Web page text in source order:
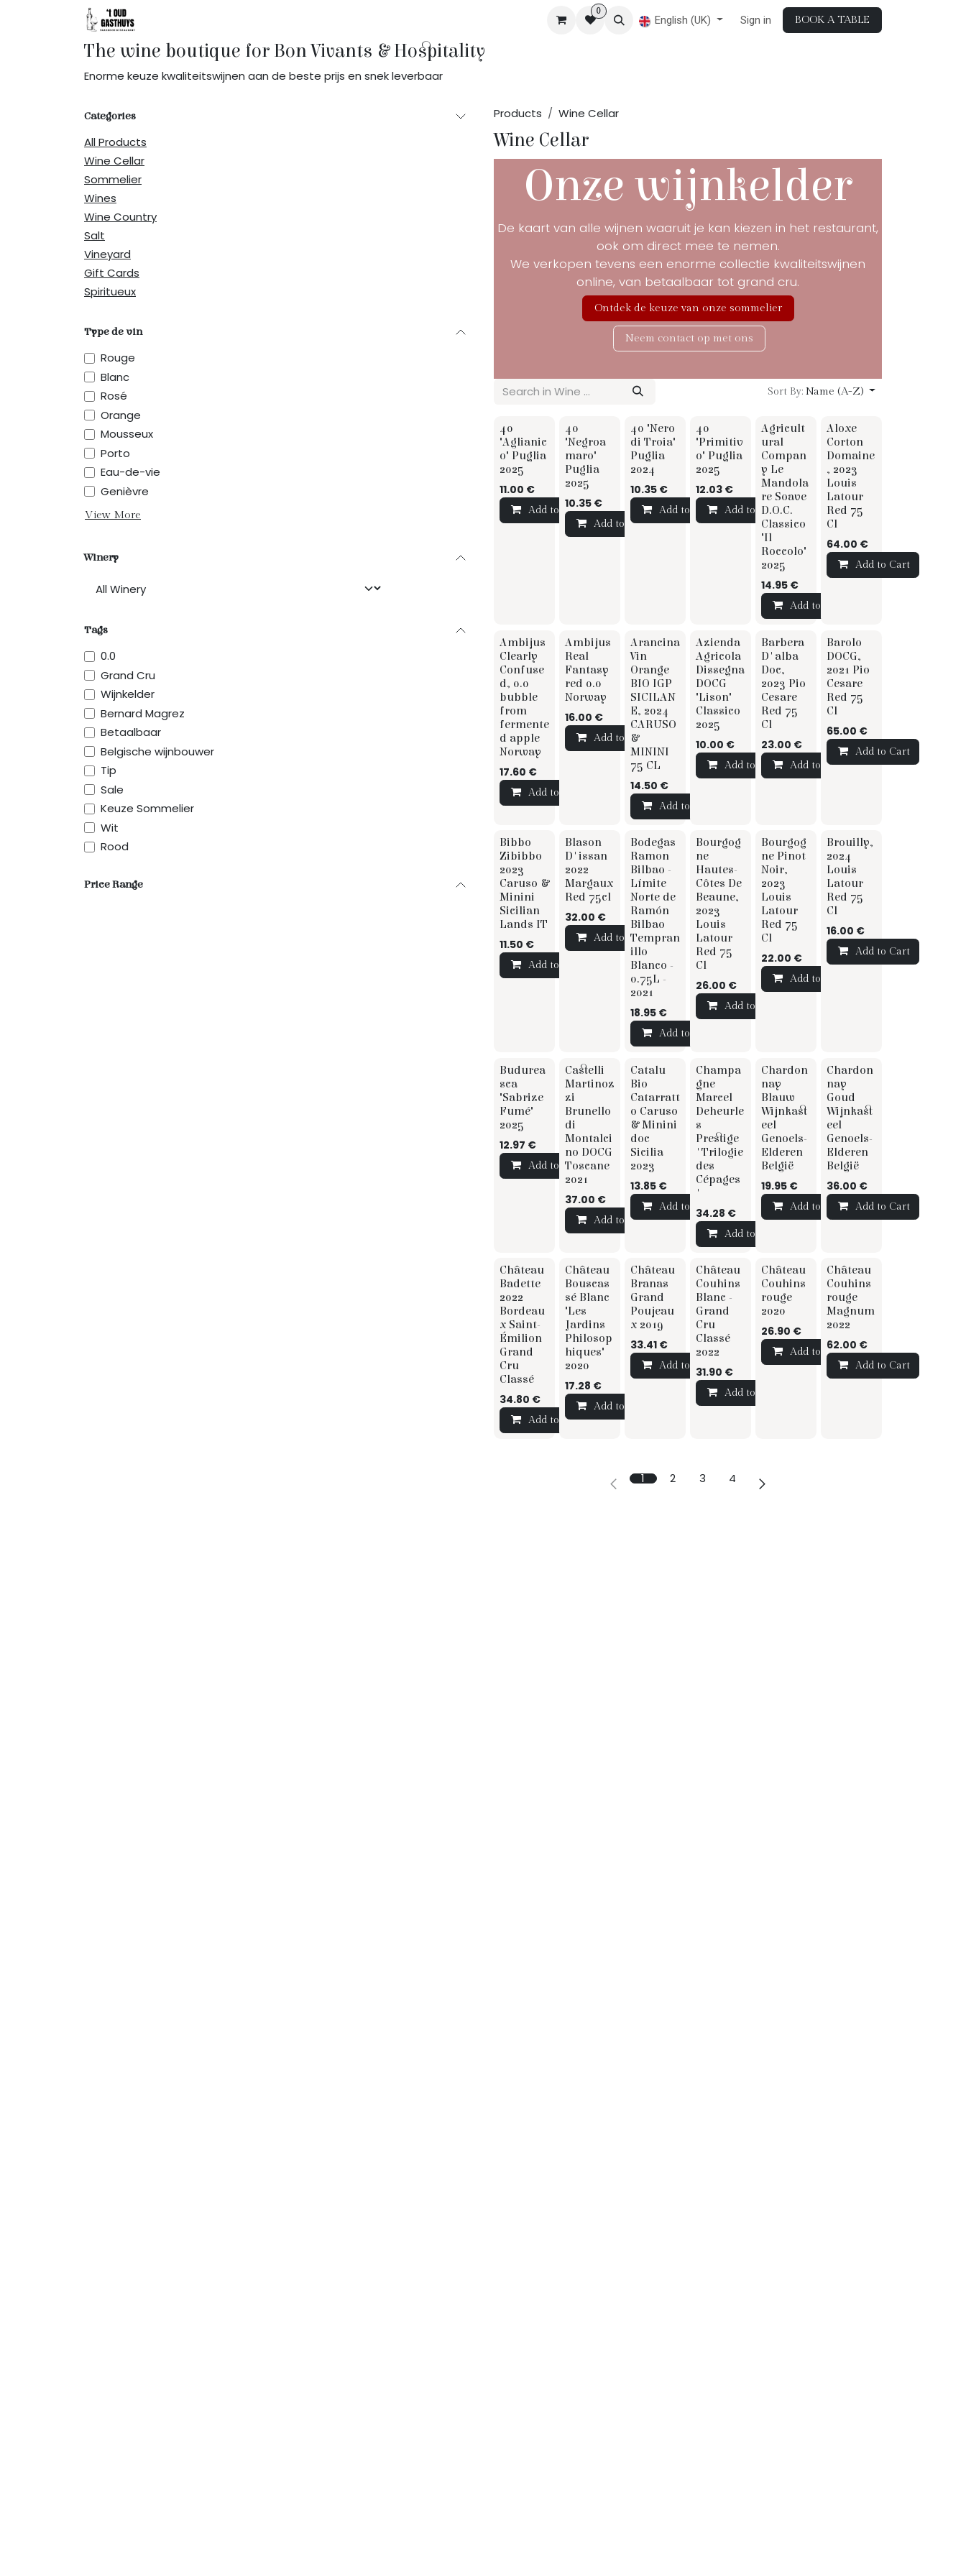
0
English (UK) Sign in BOOK A TABLE
The wine boutique for Bon Vivants & Hospitality
Enorme keuze kwaliteitswijnen aan de beste prijs en snek leverbaar
Categories
All Products
Wine Cellar
Sommelier
Wines
Wine Country
Salt
Vineyard
Gift Cards
Spiritueux
Type de vin
Rouge
Blanc
Rosé
Orange
Mousseux
Porto
Eau-de-vie
Genièvre
View More
Winery
Tags
0.0
Grand Cru
Wijnkelder
Bernard Magrez
Betaalbaar
Belgische wijnbouwer
Tip
Sale
Keuze Sommelier
Wit
Rood
Price Range
Products Wine Cellar
Wine Cellar
Onze wijnkelder
De kaart van alle wijnen waaruit je kan kiezen in het restaurant,
ook om direct mee te nemen.
We verkopen tevens een enorme collectie kwaliteitswijnen
online, van betaalbaar tot grand cru.
Ontdek de keuze van onze sommelier
Neem contact op met ons
Sort By: Name (A-Z)
TIP
40
"Aglianic
o" Puglia
2025
11.00 €
Add to Cart
TIP
40
"Negroa
maro"
Puglia
2025
10.35 €
Add to Cart
TIP
40 "Nero
di Troia"
Puglia
2024
10.35 €
Add to Cart
TIP
40
"Primitiv
o" Puglia
2025
12.03 €
Add to Cart
☆ Sommelier
Agricult
ural
Compan
y Le
Mandola
re Soave
D.O.C.
Classico
"Il
Roccolo"
2025
14.95 €
Add to Cart
Aloxe
Corton
Domaine
, 2023
Louis
Latour
Red 75
Cl
64.00 €
Add to Cart
0.0
Ambijus
Clearly
Confuse
d, 0.0
bubble
from
fermente
d apple
Norway
17.60 €
Add to Cart
0.0
Ambijus
Real
Fantasy
red 0.0
Norway
16.00 €
Add to Cart
Arancina
Vin
Orange
BIO IGP
SICILAN
E, 2024
CARUSO
&
MININI
75 CL
14.50 €
Add to Cart
Zomer
Azienda
Agricola
Dissegna
DOCG
"Lison"
Classico
2025
10.00 €
Add to Cart
☆ ☆ Sommelier
Barbera
D'alba
Doc,
2023 Pio
Cesare
Red 75
Cl
23.00 €
Add to Cart
☆ ☆ Sommelier
Barolo
DOCG,
2021 Pio
Cesare
Red 75
Cl
65.00 €
Add to Cart
Bibbo
Zibibbo
2023
Caruso &
Minini
Sicilian
Lands IT
11.50 €
Add to Cart
☆ ☆ Sommelier
Blason
D'issan
2022
Margaux
Red 75cl
32.00 €
Add to Cart
TIP
Bodegas
Ramon
Bilbao -
Límite
Norte de
Ramón
Bilbao
Tempran
illo
Blanco -
0.75L -
2021
18.95 €
Add to Cart
Bourgog
ne
Hautes-
Côtes De
Beaune,
2023
Louis
Latour
Red 75
Cl
26.00 €
Add to Cart
Bourgog
ne Pinot
Noir,
2023
Louis
Latour
Red 75
Cl
22.00 €
Add to Cart
Brouilly,
2024
Louis
Latour
Red 75
Cl
16.00 €
Add to Cart
TIP
Budurea
sca
"Sabrize
Fumé"
2025
12.97 €
Add to Cart
TIP
Castelli
Martinoz
zi
Brunello
di
Montalci
no DOCG
Toscane
2021
37.00 €
Add to Cart
Catalu
Bio
Catarratt
o Caruso
& Minini
doc
Sicilia
2023
13.85 €
Add to Cart
☆ ☆ Sommelier
Champa
gne
Marcel
Deheurle
s
Prestige
'Trilogie
des
Cépages
'
34.28 €
Add to Cart
TIP
Chardon
nay
Blauw
Wijnkast
eel
Genoels-
Elderen
België
19.95 €
Add to Cart
☆ Sommelier
Chardon
nay
Goud
Wijnkast
eel
Genoels-
Elderen
België
36.00 €
Add to Cart
☆ ☆ Sommelier
Château
Badette
2022
Bordeau
x Saint-
Émilion
Grand
Cru
Classé
34.80 €
Add to Cart
☆ Sommelier
Château
Bouscas
sé Blanc
"Les
Jardins
Philosop
hiques"
2020
17.28 €
Add to Cart
☆ ☆ Sommelier
Château
Branas
Grand
Poujeau
x 2019
33.41 €
Add to Cart
☆ ☆ Sommelier
Château
Couhins
Blanc -
Grand
Cru
Classé
2022
31.90 €
Add to Cart
Grand Cru
Château
Couhins
rouge
2020
26.90 €
Add to Cart
Grand Cru
Château
Couhins
rouge
Magnum
2022
62.00 €
Add to Cart
1 2 3 4